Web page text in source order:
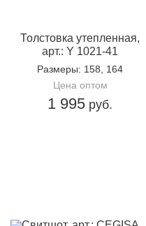
упаковке:
2
Доп.параметр 2:
Толстовка утепленная,
арт.: Y 1021-41
Размеры: 158, 164
Цена оптом
1 995 руб.